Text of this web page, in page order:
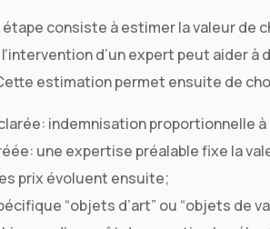
étape consiste à estimer la valeur de
d’un expert peut aider
estimation permet ensuite de
indemnisation proportionnelle
une expertise préalable fixe la
prix évoluent ensuite;
“objets d’art” ou “objets de